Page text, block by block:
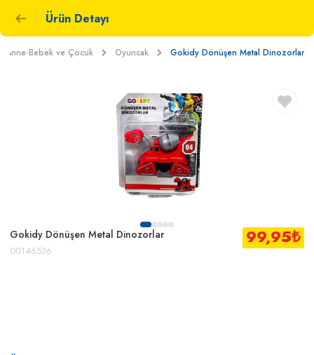
Ürün Detayı
Anne-Bebek ve Çocuk Oyuncak Gokidy Dönüşen Metal Dinozorlar
Gokidy Dönüşen Metal Dinozorlar
00146536
99,95₺